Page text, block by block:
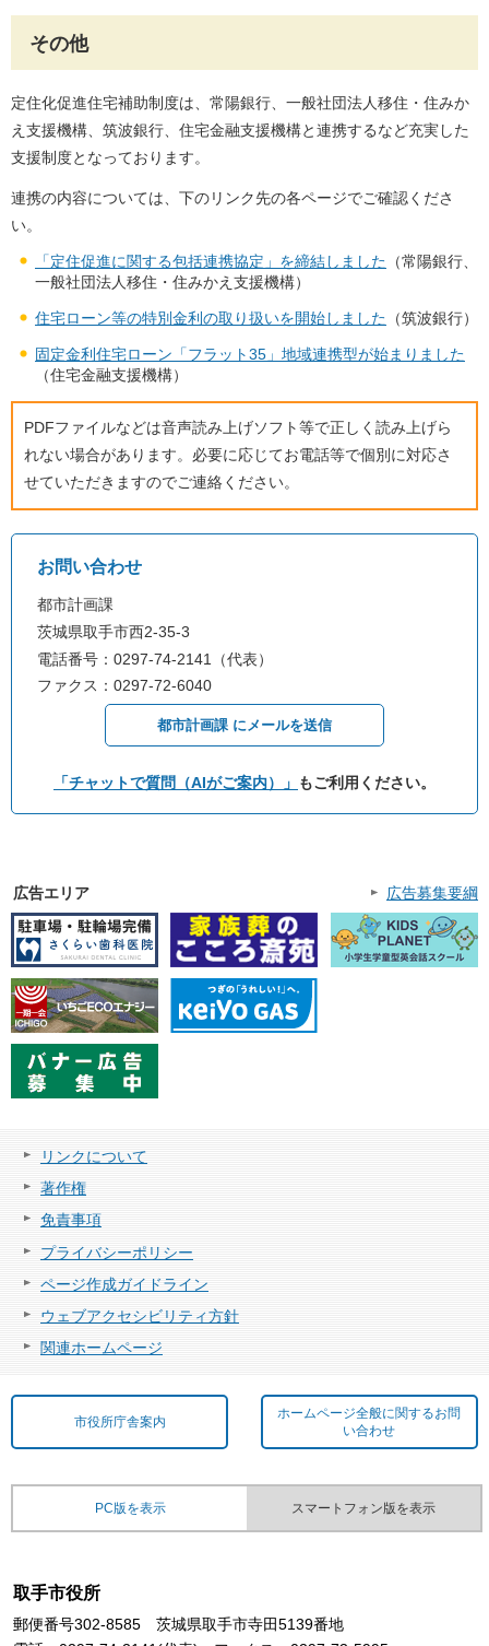
その他
定住化促進住宅補助制度は、常陽銀行、一般社団法人移住・住みか
え支援機構、筑波銀行、住宅金融支援機構と連携するなど充実した
支援制度となっております。
連携の内容については、下のリンク先の各ページでご確認くださ
い。
「定住促進に関する包括連携協定」を締結しました （常陽銀行、
一般社団法人移住・住みかえ支援機構）
住宅ローン等の特別金利の取り扱いを開始しました （筑波銀行）
固定金利住宅ローン「フラット35」地域連携型が始まりました
（住宅金融支援機構）
PDFファイルなどは音声読み上げソフト等で正しく読み上げら
れない場合があります。必要に応じてお電話等で個別に対応さ
せていただきますのでご連絡ください。
お問い合わせ
都市計画課
茨城県取手市西2-35-3
電話番号：0297-74-2141（代表）
ファクス：0297-72-6040
都市計画課 にメールを送信
「チャットで質問（AIがご案内）」 もご利用ください。
広告エリア 広告募集要綱
リンクについて
著作権
免責事項
プライバシーポリシー
ページ作成ガイドライン
ウェブアクセシビリティ方針
関連ホームページ
市役所庁舎案内
ホームページ全般に関するお問
い合わせ
PC版を表示 スマートフォン版を表示
取手市役所
郵便番号302-8585 茨城県取手市寺田5139番地